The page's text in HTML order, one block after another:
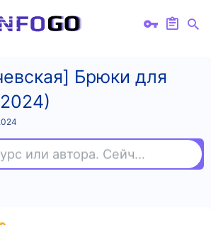
Брюки для
Найдите курс или автора. Сейчас ищут